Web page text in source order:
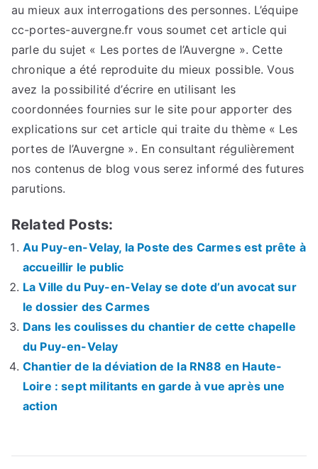
au mieux aux interrogations des personnes. L’équipe
cc-portes-auvergne.fr vous soumet cet article qui
parle du sujet « Les portes de l’Auvergne ». Cette
chronique a été reproduite du mieux possible. Vous
avez la possibilité d’écrire en utilisant les
coordonnées fournies sur le site pour apporter des
explications sur cet article qui traite du thème « Les
portes de l’Auvergne ». En consultant régulièrement
nos contenus de blog vous serez informé des futures
parutions.
Related Posts:
Au Puy-en-Velay, la Poste des Carmes est prête à
accueillir le public
La Ville du Puy-en-Velay se dote d’un avocat sur
le dossier des Carmes
Dans les coulisses du chantier de cette chapelle
du Puy-en-Velay
Chantier de la déviation de la RN88 en Haute-
Loire : sept militants en garde à vue après une
action